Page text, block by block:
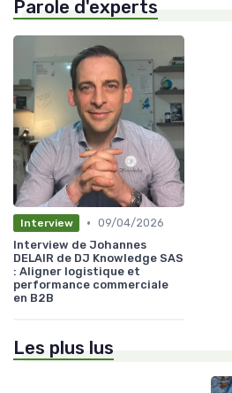
Parole d'experts
Interview • 09/04/2026
Interview de Johannes
DELAIR de DJ Knowledge SAS
: Aligner logistique et
performance commerciale
en B2B
Les plus lus